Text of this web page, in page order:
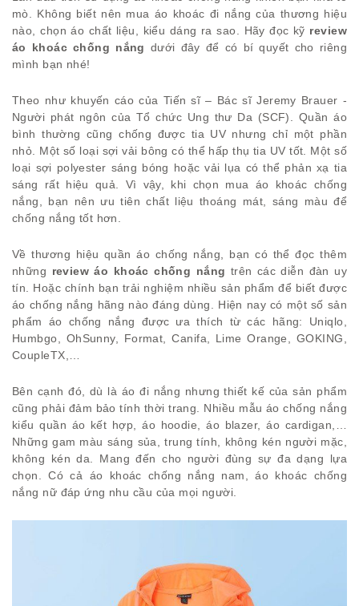
mò. Không biết nên mua áo khoác đi nắng của thương hiệu
nào, chọn áo chất liệu, kiểu dáng ra sao. Hãy đọc kỹ review
áo khoác chống nắng dưới đây để có bí quyết cho riêng
mình bạn nhé!
Theo như khuyến cáo của Tiến sĩ – Bác sĩ Jeremy Brauer -
Người phát ngôn của Tổ chức Ung thư Da (SCF). Quần áo
bình thường cũng chống được tia UV nhưng chỉ một phần
nhỏ. Một số loại sợi vải bông có thể hấp thụ tia UV tốt. Một số
loại sợi polyester sáng bóng hoặc vải lụa có thể phản xạ tia
sáng rất hiệu quả. Vì vậy, khi chọn mua áo khoác chống
nắng, bạn nên ưu tiên chất liệu thoáng mát, sáng màu để
chống nắng tốt hơn.
Về thương hiệu quần áo chống nắng, bạn có thể đọc thêm
những review áo khoác chống nắng trên các diễn đàn uy
tín. Hoặc chính bạn trải nghiệm nhiều sản phẩm để biết được
áo chống nắng hãng nào đáng dùng. Hiện nay có một số sản
phẩm áo chống nắng được ưa thích từ các hãng: Uniqlo,
Humbgo, OhSunny, Format, Canifa, Lime Orange, GOKING,
CoupleTX,…
Bên cạnh đó, dù là áo đi nắng nhưng thiết kế của sản phẩm
cũng phải đảm bảo tính thời trang. Nhiều mẫu áo chống nắng
kiểu quần áo kết hợp, áo hoodie, áo blazer, áo cardigan,…
Những gam màu sáng sủa, trung tính, không kén người mặc,
không kén da. Mang đến cho người đùng sự đa dạng lựa
chọn. Có cả áo khoác chống nắng nam, áo khoác chống
nắng nữ đáp ứng nhu cầu của mọi người.